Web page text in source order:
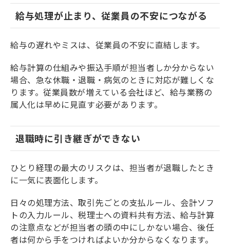
給与処理が止まり、従業員の不安につながる
給与の遅れやミスは、従業員の不安に直結します。
給与計算の仕組みや振込手順が担当者しか分からない
場合、急な休職・退職・病気のときに対応が難しくな
ります。従業員数が増えている会社ほど、給与業務の
属人化は早めに見直す必要があります。
退職時に引き継ぎができない
ひとり経理の最大のリスクは、担当者が退職したとき
に一気に表面化します。
日々の処理方法、取引先ごとの支払ルール、会計ソフ
トの入力ルール、税理士への資料共有方法、給与計算
の注意点などが担当者の頭の中にしかない場合、後任
者は何から手をつければよいか分からなくなります。